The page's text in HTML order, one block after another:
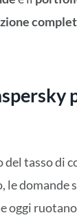
tasso di
le domande
oggi